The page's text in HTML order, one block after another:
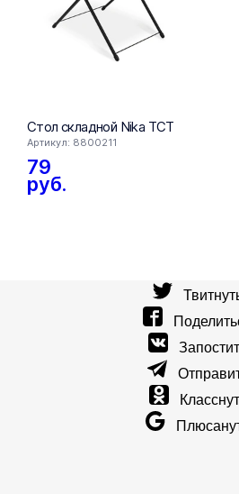
Стол складной Nika ТСТ
Артикул: 8800211
79
руб.